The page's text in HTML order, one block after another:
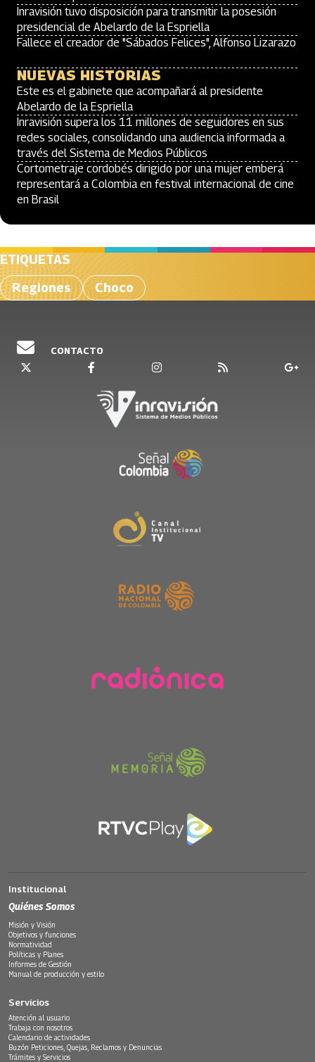
Inravisión tuvo disposición para transmitir la posesión
presidencial de Abelardo de la Espriella
Fallece el creador de "Sábados Felices", Alfonso Lizarazo
NUEVAS HISTORIAS
Este es el gabinete que acompañará al presidente
Abelardo de la Espriella
Inravisión supera los 11 millones de seguidores en sus
redes sociales, consolidando una audiencia informada a
través del Sistema de Medios Públicos
Cortometraje cordobés dirigido por una mujer emberá
representará a Colombia en festival internacional de cine
en Brasil
ETIQUETAS
Regiones
Choco
CONTACTO
Institucional
Quiénes Somos
Misión y Visión
Objetivos y funciones
Normatividad
Políticas y Planes
Informes de Gestión
Manual de producción y estilo
Servicios
Atención al usuario
Trabaja con nosotros
Calendario de actividades
Buzón Peticiones, Quejas, Reclamos y Denuncias
Trámites y Servicios